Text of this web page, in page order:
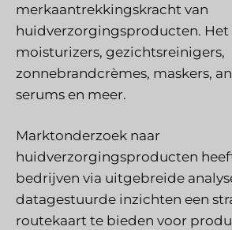
merkaantrekkingskracht van
huidverzorgingsproducten. Het
moisturizers, gezichtsreinigers,
zonnebrandcrèmes, maskers,
serums en meer.
Marktonderzoek naar
huidverzorgingsproducten
bedrijven via uitgebreide
datagestuurde inzichten een
routekaart te bieden voor